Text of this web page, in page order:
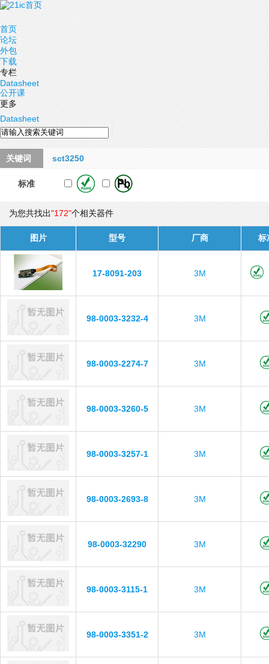
首页
论坛
外包
下载
专栏
Datasheet
公开课
更多
Datasheet
关键词 sct3250
标准
为您共找出"172"个相关器件
图片 型号 厂商 标
17-8091-203 3M
98-0003-3232-4 3M
98-0003-2274-7 3M
98-0003-3260-5 3M
98-0003-3257-1 3M
98-0003-2693-8 3M
98-0003-32290 3M
98-0003-3115-1 3M
98-0003-3351-2 3M